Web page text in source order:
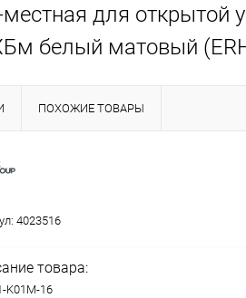
местная для
белый матовый
ПОХОЖИЕ ТОВАРЫ
4023516
товара:
K01M-16